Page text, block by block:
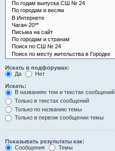
Искать в подфорумах:
Да
Нет
Искать:
В названиях тем и текстах сообщений
Только в текстах сообщений
Только по названию темы
Только в первом сообщении темы
Показывать результаты как:
Сообщения
Темы